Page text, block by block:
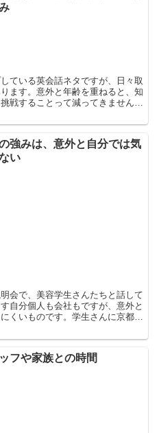
ている英会話ネタですが、日々取
ます。意外と年齢を重ねると、知
戦することって減ってきません
強みは、意外と自分では気
い
会で、美容学生さんたちと話して
自分個人も会社もですが、意外と
くいものです。学生さんに京都出
フや家族との時間